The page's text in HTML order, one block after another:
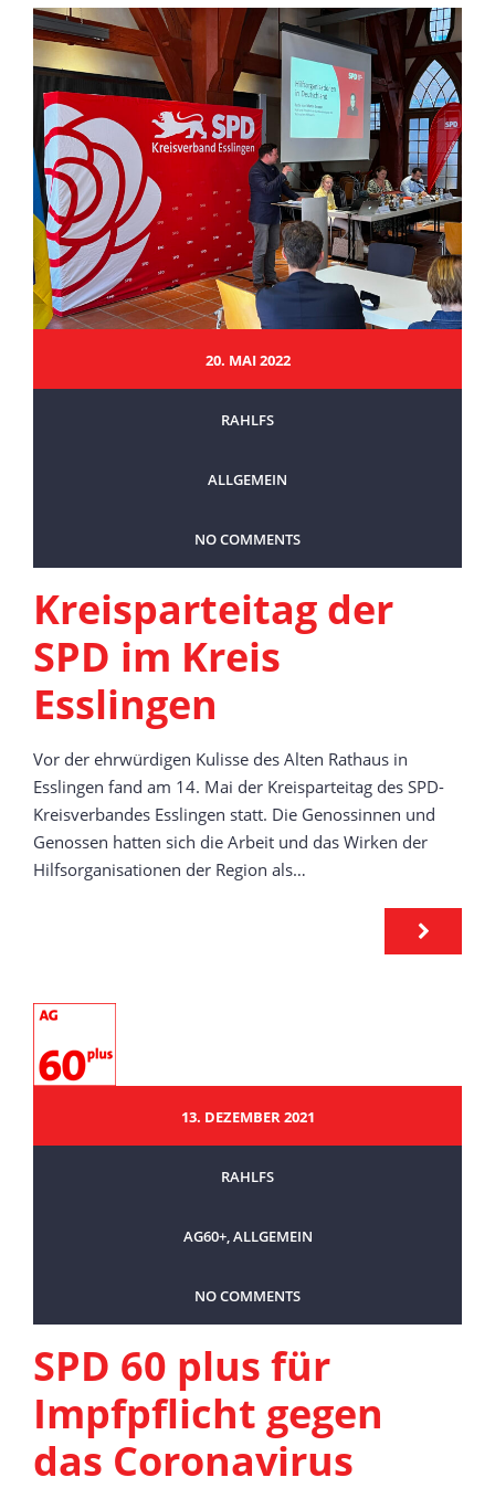
20. MAI 2022
RAHLFS
ALLGEMEIN
NO COMMENTS
Kreisparteitag der
SPD im Kreis
Esslingen
Vor der ehrwürdigen Kulisse des Alten Rathaus in
Esslingen fand am 14. Mai der Kreisparteitag des SPD-
Kreisverbandes Esslingen statt. Die Genossinnen und
Genossen hatten sich die Arbeit und das Wirken der
Hilfsorganisationen der Region als…
13. DEZEMBER 2021
RAHLFS
AG60+,ALLGEMEIN
NO COMMENTS
SPD 60 plus für
Impfpflicht gegen
das Coronavirus